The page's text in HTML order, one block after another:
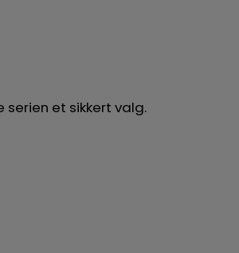
serien et sikkert valg.